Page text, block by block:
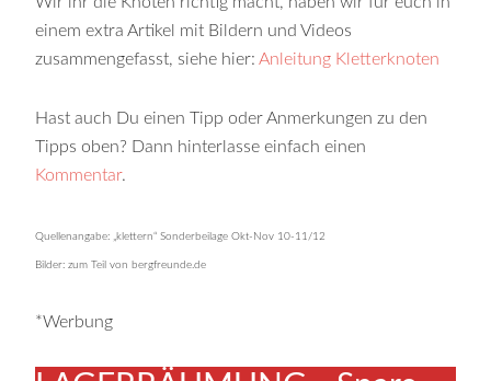
einem extra Artikel mit Bildern und Videos
zusammengefasst, siehe hier:Anleitung Kletterknoten
Hast auch Du einen Tipp oder Anmerkungen zu den
Tipps oben? Dann hinterlasse einfach einen
Kommentar.
Quellenangabe: „klettern“ Sonderbeilage Okt-Nov 10-11/12
Bilder: zum Teil von bergfreunde.de
*Werbung